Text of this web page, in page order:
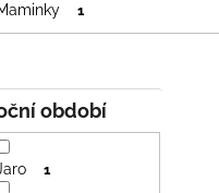
1
období
1